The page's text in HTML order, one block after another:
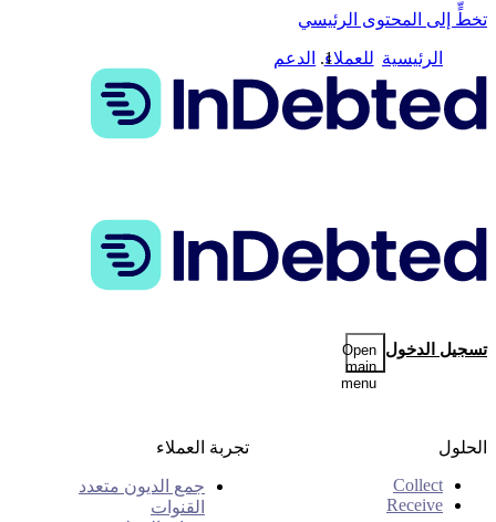
تخطٍّ إلى المحتوى الرئيسي
تسجيل الدخول Open
main
menu
الرئيسية للعملاء الدعم
الحلول
Collect
Receive
تجربة العملاء
جمع الديون متعدد
القنوات